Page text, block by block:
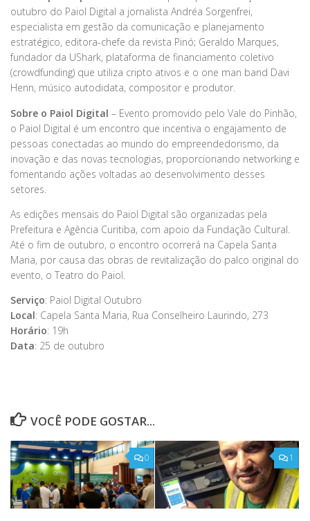
outubro do Paiol Digital a jornalista Andréa Sorgenfrei,
especialista em gestão da comunicação e planejamento
estratégico, editora-chefe da revista Pinó; Geraldo Marques,
fundador da UShark, plataforma de financiamento coletivo
(crowdfunding) que utiliza cripto ativos e o one man band Davi
Henn, músico autodidata, compositor e produtor.
Sobre o Paiol Digital – Evento promovido pelo Vale do Pinhão,
o Paiol Digital é um encontro que incentiva o engajamento de
pessoas conectadas ao mundo do empreendedorismo, da
inovação e das novas tecnologias, proporcionando networking e
fomentando ações voltadas ao desenvolvimento desses
setores.
As edições mensais do Paiol Digital são organizadas pela
Prefeitura e Agência Curitiba, com apoio da Fundação Cultural.
Até o fim de outubro, o encontro ocorrerá na Capela Santa
Maria, por causa das obras de revitalização do palco original do
evento, o Teatro do Paiol.
Serviço: Paiol Digital Outubro
Local: Capela Santa Maria, Rua Conselheiro Laurindo, 273
Horário: 19h
Data: 25 de outubro
VOCÊ PODE GOSTAR...
0 1